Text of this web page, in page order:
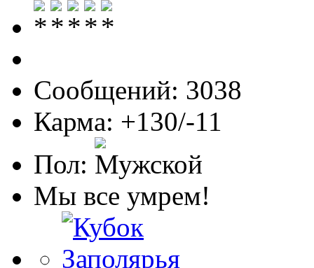
Сообщений: 3038
Карма: +130/-11
Пол:
Мы все умрем!